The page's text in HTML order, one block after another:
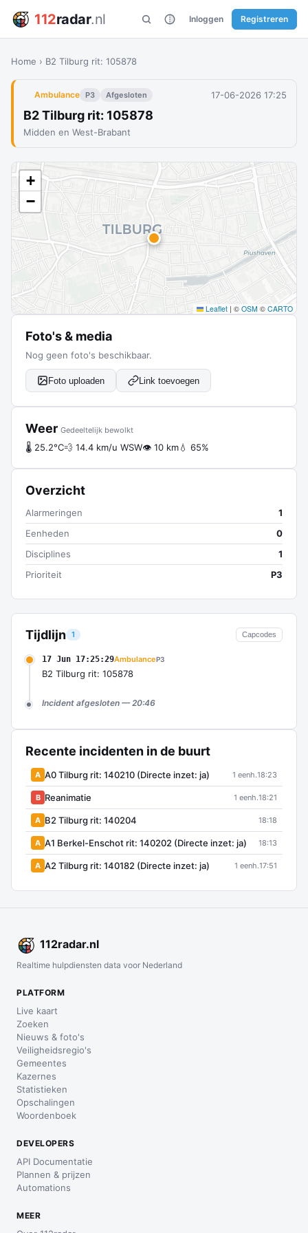
112radar.nl Inloggen Registreren
Home › B2 Tilburg rit: 105878
Ambulance P3 Afgesloten 17-06-2026 17:25
B2 Tilburg rit: 105878
Midden en West-Brabant
Tijdlijn 1 Capcodes
17 Jun 17:25:29AmbulanceP3
B2 Tilburg rit: 105878
Incident afgesloten — 20:46
Recente incidenten in de buurt
A A0 Tilburg rit: 140210 (Directe inzet: ja) 1 eenh.18:23
B Reanimatie 1 eenh.18:21
A B2 Tilburg rit: 140204 18:18
A A1 Berkel-Enschot rit: 140202 (Directe inzet: ja) 18:13
A A2 Tilburg rit: 140182 (Directe inzet: ja) 1 eenh.17:51
+
−
Leaflet | © OSM © CARTO
Foto's & media
Nog geen foto's beschikbaar.
Foto uploaden Link toevoegen
Weer Gedeeltelijk bewolkt
🌡 25.2°C💨 14.4 km/u WSW👁 10 km💧 65%
Overzicht
Alarmeringen
1
Eenheden
0
Disciplines
1
Prioriteit
P3
112radar.nl
Realtime hulpdiensten data voor Nederland
PLATFORM
Live kaart
Zoeken
Nieuws & foto's
Veiligheidsregio's
Gemeentes
Kazernes
Statistieken
Opschalingen
Woordenboek
DEVELOPERS
API Documentatie
Plannen & prijzen
Automations
MEER